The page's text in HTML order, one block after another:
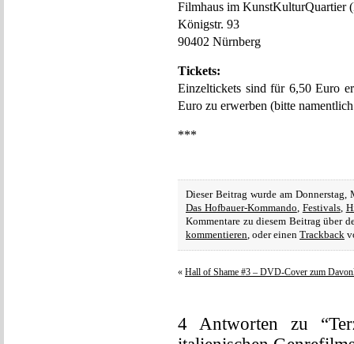
Filmhaus im KunstKulturQuartier
Königstr. 93
90402 Nürnberg
Tickets:
Einzeltickets sind für 6,50 Euro
Euro zu erwerben (bitte
***
Dieser Beitrag wurde am
Das Hofbauer-Kommando, Festivals,
Kommentare zu diesem Beitrag über
kommentieren, oder einen Trackback
« Hall of Shame #3 – DVD-Cover zum
4 Antworten zu